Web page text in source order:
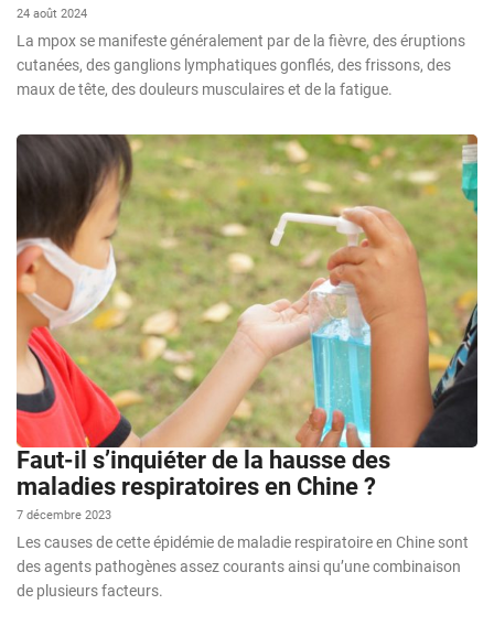
24 août 2024
La mpox se manifeste généralement par de la fièvre, des éruptions
cutanées, des ganglions lymphatiques gonflés, des frissons, des
maux de tête, des douleurs musculaires et de la fatigue.
Faut-il s’inquiéter de la hausse des
maladies respiratoires en Chine ?
7 décembre 2023
Les causes de cette épidémie de maladie respiratoire en Chine sont
des agents pathogènes assez courants ainsi qu’une combinaison
de plusieurs facteurs.